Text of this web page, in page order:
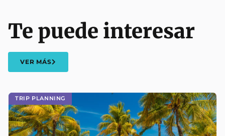
TRIP PLANNING
Te puede interesar
VER MÁS